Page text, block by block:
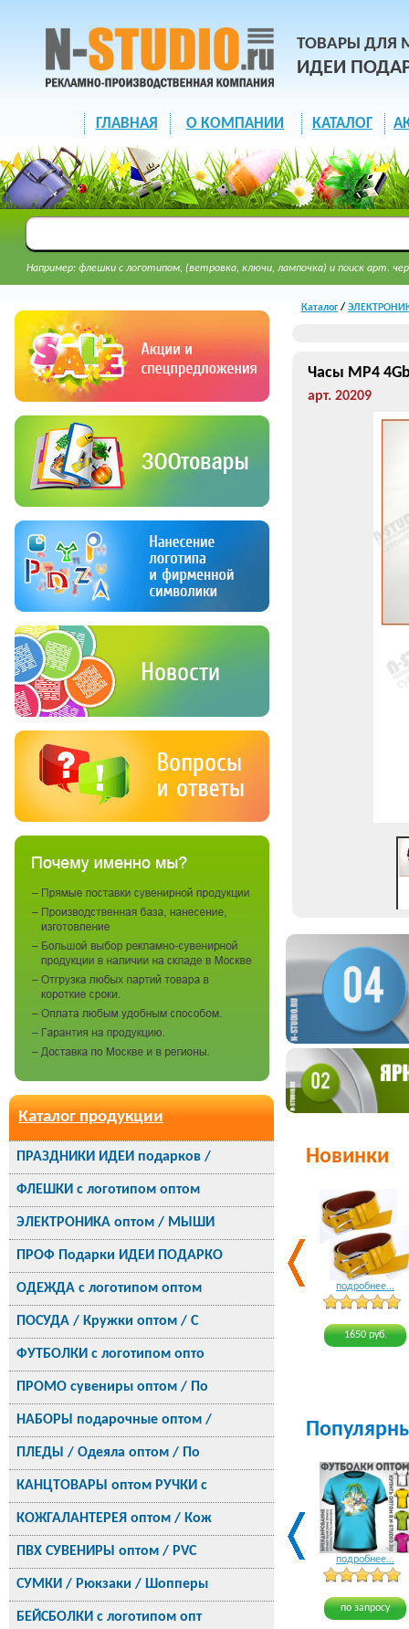
ТОВАРЫ ДЛЯ
ИДЕИ
ГЛАВНАЯ О КОМПАНИИ КАТАЛОГ
Например: флешки с логотипом, (ветровка, ключи, лампочка) и поиск арт.
Каталог продукции
ПРАЗДНИКИ ИДЕИ подарков /
ФЛЕШКИ с логотипом оптом
ЭЛЕКТРОНИКА оптом / МЫШИ
ПРОФ Подарки ИДЕИ ПОДАРКО
ОДЕЖДА с логотипом оптом
ПОСУДА / Кружки оптом / С
ФУТБОЛКИ с логотипом опто
ПРОМО сувениры оптом / По
НАБОРЫ подарочные оптом /
ПЛЕДЫ / Одеяла оптом / По
КАНЦТОВАРЫ оптом РУЧКИ с
КОЖГАЛАНТЕРЕЯ оптом / Кож
ПВХ СУВЕНИРЫ оптом / PVC
СУМКИ / Рюкзаки / Шопперы
БЕЙСБОЛКИ с логотипом опт
Каталог/
Часы МP4
арт. 20209
Новинки
подробнее...
1650 руб.
подробнее...
по запросу